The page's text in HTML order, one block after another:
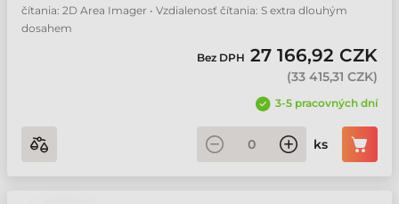
čítania: 2D Area Imager • Vzdialenosť čítania: S extra dlouhým
dosahem
Bez DPH 27 166,92 CZK
(33 415,31 CZK)
3-5 pracovných dní
ks